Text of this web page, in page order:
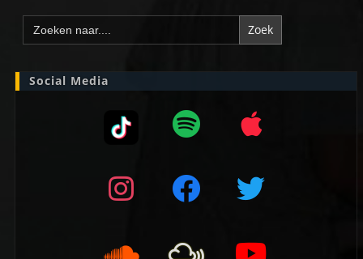
Zoek
naar:
Social Media